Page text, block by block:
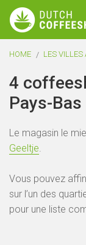
HOME LES VILLES
4
Pays-Bas
Le magasin le
Geeltje.
Vous pouvez
sur l’un des
pour une liste